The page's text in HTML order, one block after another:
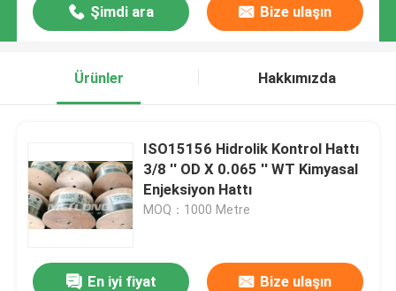
Şimdi ara Bize ulaşın
Ürünler Hakkımızda
ISO15156 Hidrolik Kontrol Hattı
3/8 '' OD X 0.065 '' WT Kimyasal
Enjeksiyon Hattı
MOQ：1000 Metre
En iyi fiyat Bize ulaşın